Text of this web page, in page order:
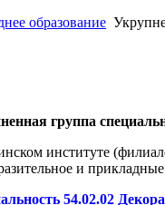
образование
группа
институте
и
54.02.02